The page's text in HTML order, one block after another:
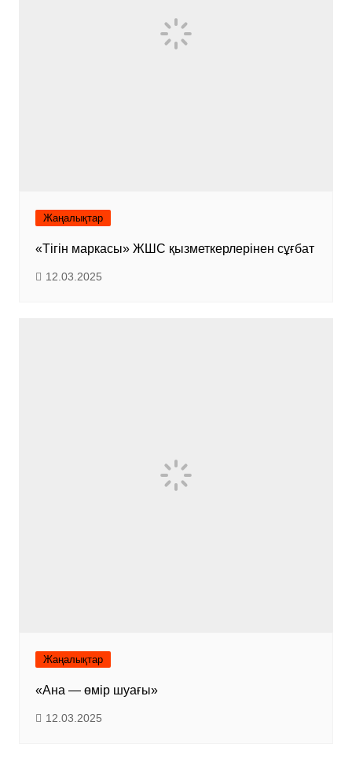
Жаңалықтар
«Тігін маркасы» ЖШС қызметкерлерінен сұғбат
12.03.2025
Жаңалықтар
«Ана — өмір шуағы»
12.03.2025